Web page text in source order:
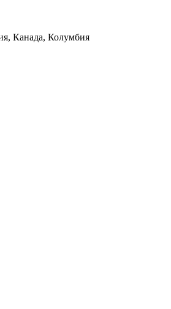
Канада, Колумбия